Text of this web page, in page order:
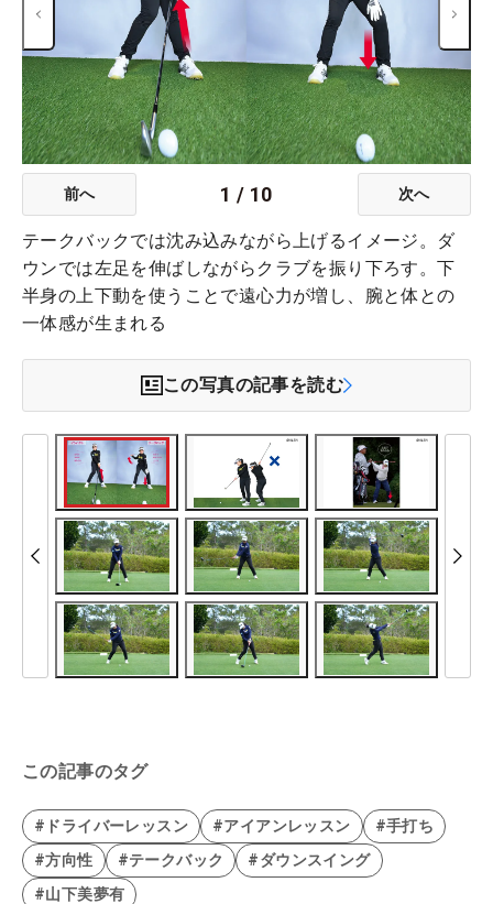
前へ 1 / 10 次へ
テークバックでは沈み込みながら上げるイメージ。ダ
ウンでは左足を伸ばしながらクラブを振り下ろす。下
半身の上下動を使うことで遠心力が増し、腕と体との
一体感が生まれる
この写真の記事を読む
この記事のタグ
#ドライバーレッスン #アイアンレッスン
#手打ち
#方向性
#テークバック
#ダウンスイング
#山下美夢有